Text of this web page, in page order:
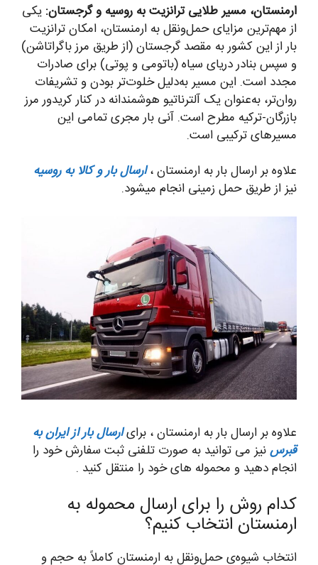
ارمنستان، مسیر طلایی ترانزیت به روسیه و گرجستان: یکی
از مهم‌ترین مزایای حمل‌ونقل به ارمنستان، امکان ترانزیت
بار از این کشور به مقصد گرجستان (از طریق مرز باگراتاشن)
و سپس بنادر دریای سیاه (باتومی و پوتی) برای صادرات
مجدد است. این مسیر به‌دلیل خلوت‌تر بودن و تشریفات
روان‌تر، به‌عنوان یک آلترناتیو هوشمندانه در کنار کریدور مرز
بازرگان-ترکیه مطرح است. آنی بار مجری تمامی این
مسیرهای ترکیبی است.
علاوه بر ارسال بار به ارمنستان ،ارسال بار و کالا به روسیه
نیز از طریق حمل زمینی انجام میشود.
علاوه بر ارسال بار به ارمنستان ، برایارسال بار از ایران به
قبرسنیز می توانید به صورت تلفنی ثبت سفارش خود را
انجام دهید و محموله های خود را منتقل کنید .
کدام روش را برای ارسال محموله به
ارمنستان انتخاب کنیم؟
انتخاب شیوه‌ی حمل‌ونقل به ارمنستان کاملاً به حجم و